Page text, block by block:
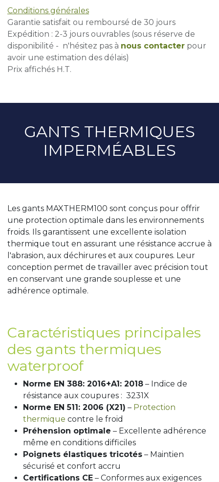
Conditions générales
Garantie satisfait ou remboursé de 30 jours
Expédition : 2-3 jours ouvrables (sous réserve de
disponibilité - n'hésitez pas à nous contacter pour
avoir une estimation des délais)
Prix affichés H.T.
GANTS THERMIQUES
IMPERMÉABLES
Les gants MAXTHERM100 sont conçus pour offrir
une protection optimale dans les environnements
froids. Ils garantissent une excellente isolation
thermique tout en assurant une résistance accrue à
l'abrasion, aux déchirures et aux coupures. Leur
conception permet de travailler avec précision tout
en conservant une grande souplesse et une
adhérence optimale.
Caractéristiques principales
des gants thermiques
waterproof
Norme EN 388: 2016+A1: 2018 – Indice de
résistance aux coupures : 3231X
Norme EN 511: 2006 (X21) – Protection
thermique contre le froid
Préhension optimale – Excellente adhérence
même en conditions difficiles
Poignets élastiques tricotés – Maintien
sécurisé et confort accru
Certifications CE – Conformes aux exigences